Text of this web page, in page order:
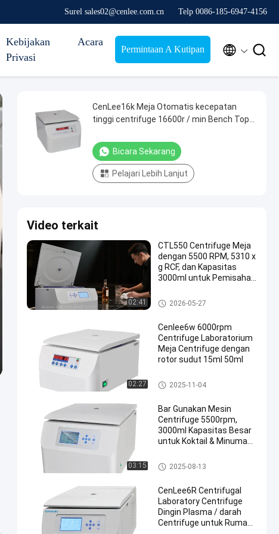
Surel sales02@cenlee.com.cn Telp 0086-185-6947-4156
Kebijakan
Privasi
Acara
Permintaan A Kutipan  
CenLee16k Meja Otomatis kecepatan
tinggi centrifuge 16600r / min Bench Top
Centrifuge Mesin Pemisah
Bicara Sekarang
Pelajari Lebih Lanjut
Video terkait
02:41
CTL550 Centrifuge Meja
dengan 5500 RPM, 5310 x
g RCF, dan Kapasitas
3000ml untuk Pemisahan
Centrifuge Benchtop Klinis
2026-05-27
02:27
Cenlee6w 6000rpm
Centrifuge Laboratorium
Meja Centrifuge dengan
rotor sudut 15ml 50ml
Centrifuge Benchtop Klinis
2025-11-04
03:15
Bar Gunakan Mesin
Centrifuge 5500rpm,
3000ml Kapasitas Besar
untuk Koktail & Minuman
document.title='
2025-08-13
CenLee6R Centrifugal
Laboratory Centrifuge
Dingin Plasma / darah
Centrifuge untuk Rumah